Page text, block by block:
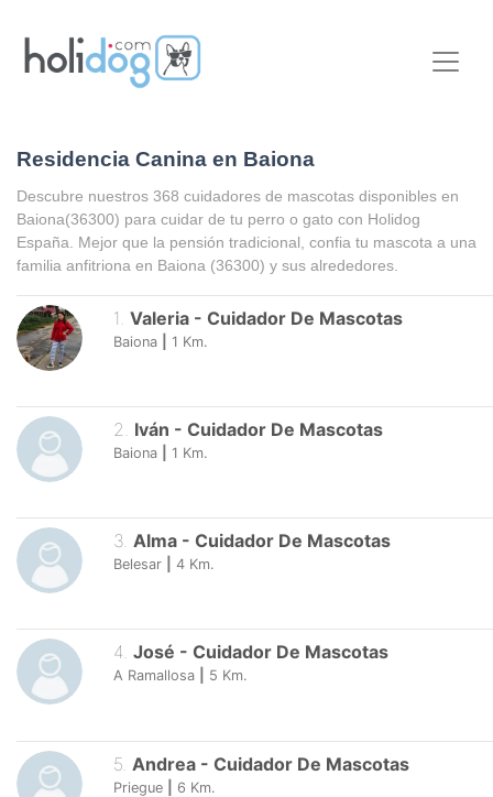
Residencia Canina en Baiona
Descubre nuestros 368 cuidadores de mascotas disponibles en
Baiona(36300) para cuidar de tu perro o gato con Holidog
España. Mejor que la pensión tradicional, confia tu mascota a una
familia anfitriona en Baiona (36300) y sus alrededores.
1 Valeria - Cuidador De Mascotas
Baiona 1 Km.
2. Iván - Cuidador De Mascotas
Baiona 1 Km.
3. Alma - Cuidador De Mascotas
Belesar 4 Km.
4. José - Cuidador De Mascotas
A Ramallosa 5 Km.
5 Andrea - Cuidador De Mascotas
Priegue 6 Km.